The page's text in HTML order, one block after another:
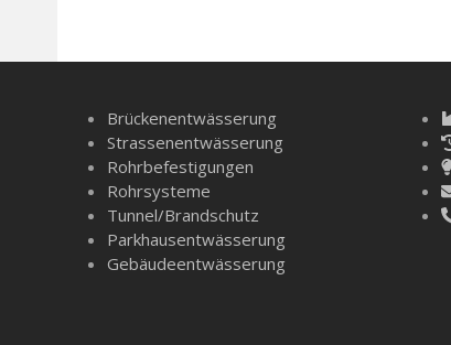
Brückenentwässerung
Strassenentwässerung
Rohrbefestigungen
Rohrsysteme
Tunnel/­Brandschutz
Parkhausentwässerung
Gebäudeentwässerung